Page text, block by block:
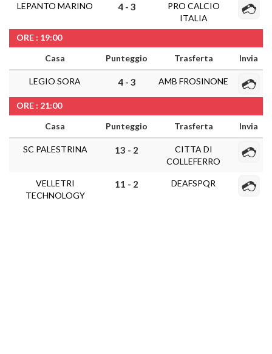
LEPANTO MARINO 4 - 3
PRO CALCIO
ITALIA
ORE : 19:00
Casa
Punteggio Trasferta Invia
LEGIO SORA 4 - 3 AMB FROSINONE
ORE : 21:00
Casa
Punteggio Trasferta Invia
SC PALESTRINA 13 - 2
CITTA DI
COLLEFERRO
VELLETRI
TECHNOLOGY
11 - 2 DEAFSPQR